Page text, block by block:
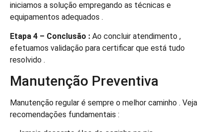
iniciamos a solução empregando as técnicas e
equipamentos adequados .
Etapa 4 – Conclusão : Ao concluir atendimento ,
efetuamos validação para certificar que está tudo
resolvido .
Manutenção Preventiva
Manutenção regular é sempre o melhor caminho . Veja
recomendações fundamentais :